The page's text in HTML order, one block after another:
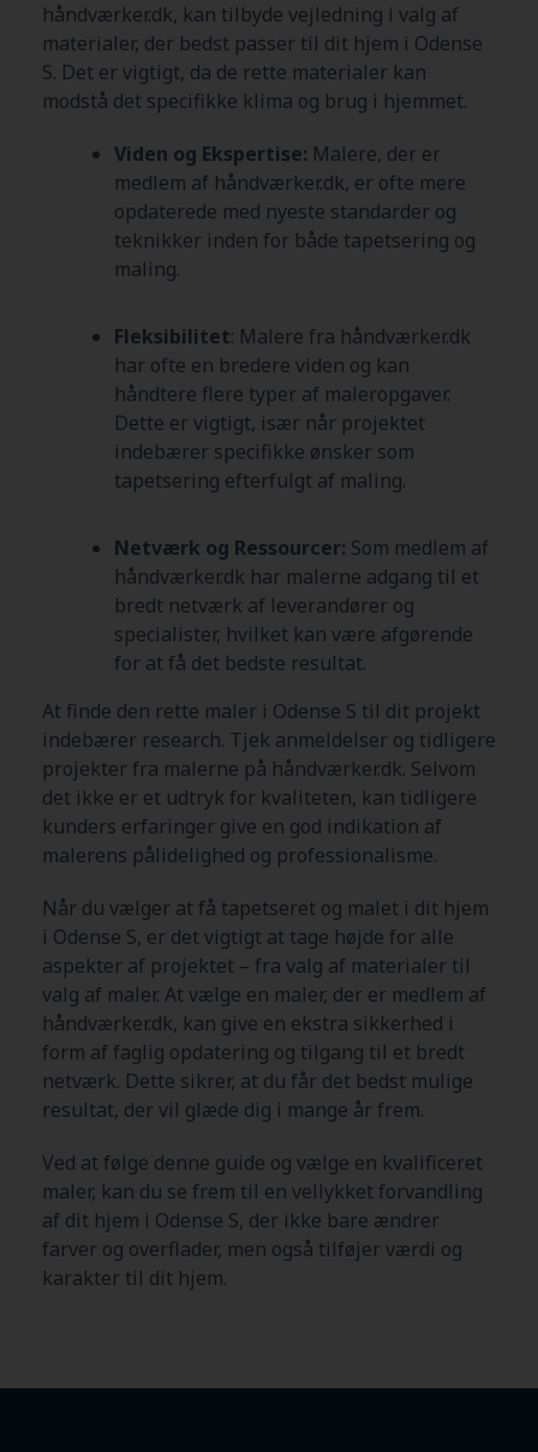
håndværker.dk, kan tilbyde vejledning i valg af
materialer, der bedst passer til dit hjem i Odense
S. Det er vigtigt, da de rette materialer kan
modstå det specifikke klima og brug i hjemmet.
Viden og Ekspertise: Malere, der er
medlem af håndværker.dk, er ofte mere
opdaterede med nyeste standarder og
teknikker inden for både tapetsering og
maling.
Fleksibilitet: Malere fra håndværker.dk
har ofte en bredere viden og kan
håndtere flere typer af maleropgaver.
Dette er vigtigt, især når projektet
indebærer specifikke ønsker som
tapetsering efterfulgt af maling.
Netværk og Ressourcer: Som medlem af
håndværker.dk har malerne adgang til et
bredt netværk af leverandører og
specialister, hvilket kan være afgørende
for at få det bedste resultat.
At finde den rette maler i Odense S til dit projekt
indebærer research. Tjek anmeldelser og tidligere
projekter fra malerne på håndværker.dk. Selvom
det ikke er et udtryk for kvaliteten, kan tidligere
kunders erfaringer give en god indikation af
malerens pålidelighed og professionalisme.
Når du vælger at få tapetseret og malet i dit hjem
i Odense S, er det vigtigt at tage højde for alle
aspekter af projektet – fra valg af materialer til
valg af maler. At vælge en maler, der er medlem af
håndværker.dk, kan give en ekstra sikkerhed i
form af faglig opdatering og tilgang til et bredt
netværk. Dette sikrer, at du får det bedst mulige
resultat, der vil glæde dig i mange år frem.
Ved at følge denne guide og vælge en kvalificeret
maler, kan du se frem til en vellykket forvandling
af dit hjem i Odense S, der ikke bare ændrer
farver og overflader, men også tilføjer værdi og
karakter til dit hjem.